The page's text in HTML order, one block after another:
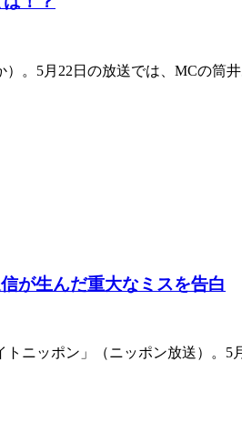
。5月22日の放送では、MCの筒
が生んだ重大なミスを告白
ニッポン」（ニッポン放送）。